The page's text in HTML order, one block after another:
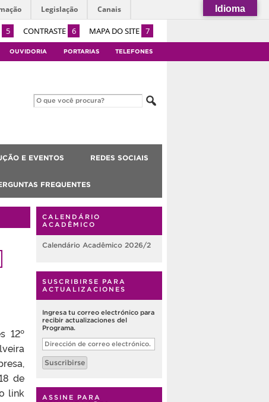
5 CONTRASTE 6 MAPA DO SITE 7
Legislação Canais
OUVIDORIA PORTARIAS TELEFONES
E EVENTOS REDES SOCIAIS
FREQUENTES
12º
de
link
CALENDÁRIO
ACADÊMICO
Calendário Acadêmico 2026/2
SUSCRIBIRSE PARA
ACTUALIZACIONES
Ingresa tu correo electrónico para
recibir actualizaciones del
Programa.
Dirección
de
correo
electrónico.
Suscribirse
ASSINE PARA
Idioma